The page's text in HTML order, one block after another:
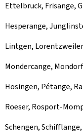
Ettelbruck, Frisange,
Hesperange,
Lintgen,
Mondercange,
Hosingen, Pétange,
Roeser, Rosport-
Schengen,